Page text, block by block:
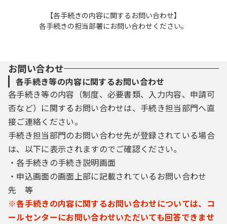
【各手続きの内容に関するお問い合わせ】
各手続きの担当部署にお問い合わせください。
お問い合わせ
各手続き等の内容に関するお問い合わせ
各手続き等の内容（制度、必要書類、入力内容、申請可
否など）に関するお問い合わせは、手続き担当部門へ直
接ご連絡ください。
手続き担当部門のお問い合わせ先が登録されている場合
は、以下に表示されますのでご確認ください。
・各手続きの手続き説明画面
・申込画面の画面上部に記載されているお問い合わせ
先 等
※各手続きの内容に関するお問い合わせについては、コ
ールセンターにお問い合わせいただいても回答できませ